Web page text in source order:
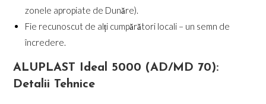
zonele apropiate de Dunăre).
Fie recunoscut de alți cumpărători locali – un semn de
încredere.
ALUPLAST Ideal 5000 (AD/MD 70):
Detalii Tehnice